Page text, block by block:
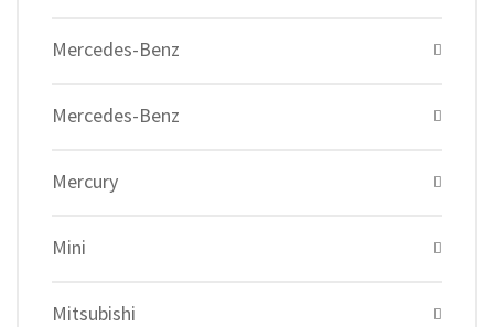
Mercedes-Benz
Mercedes-Benz
Mercury
Mini
Mitsubishi